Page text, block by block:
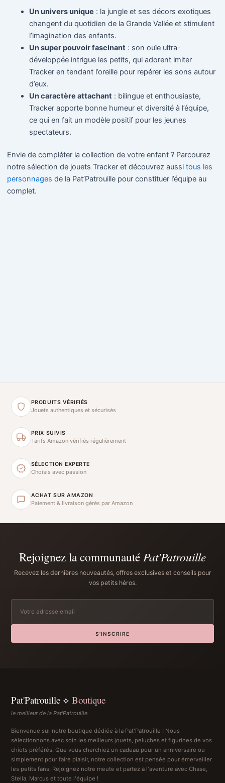
Un univers unique : la jungle et ses décors exotiques
changent du quotidien de la Grande Vallée et stimulent
l’imagination des enfants.
Un super pouvoir fascinant : son ouïe ultra-
développée intrigue les petits, qui adorent imiter
Tracker en tendant l’oreille pour repérer les sons autour
d’eux.
Un caractère attachant : bilingue et enthousiaste,
Tracker apporte bonne humeur et diversité à l’équipe,
ce qui en fait un modèle positif pour les jeunes
spectateurs.
Envie de compléter la collection de votre enfant ? Parcourez
notre sélection de jouets Tracker et découvrez aussi tous les
personnages de la Pat’Patrouille pour constituer l’équipe au
complet.
PRODUITS VÉRIFIÉS
Jouets authentiques et sécurisés
PRIX SUIVIS
Tarifs Amazon vérifiés régulièrement
SÉLECTION EXPERTE
Choisis avec passion
ACHAT SUR AMAZON
Paiement & livraison gérés par Amazon
Rejoignez la communauté Pat'Patrouille
Recevez les dernières nouveautés, offres exclusives et conseils pour
vos petits héros.
S'INSCRIRE
Pat'Patrouille ⟡ Boutique
le meilleur de la Pat'Patrouille
Bienvenue sur notre boutique dédiée à la Pat'Patrouille ! Nous
sélectionnons avec soin les meilleurs jouets, peluches et figurines de vos
chiots préférés. Que vous cherchiez un cadeau pour un anniversaire ou
simplement pour faire plaisir, notre collection est pensée pour émerveiller
les petits fans. Rejoignez notre meute et partez à l'aventure avec Chase,
Stella, Marcus et toute l'équipe !